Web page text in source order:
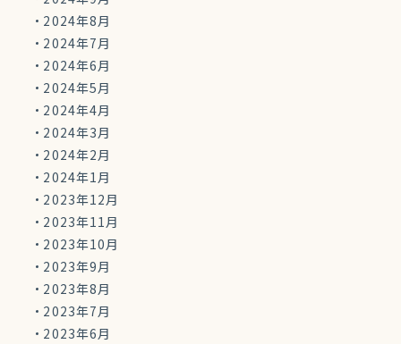
2024年8月
2024年7月
2024年6月
2024年5月
2024年4月
2024年3月
2024年2月
2024年1月
2023年12月
2023年11月
2023年10月
2023年9月
2023年8月
2023年7月
2023年6月